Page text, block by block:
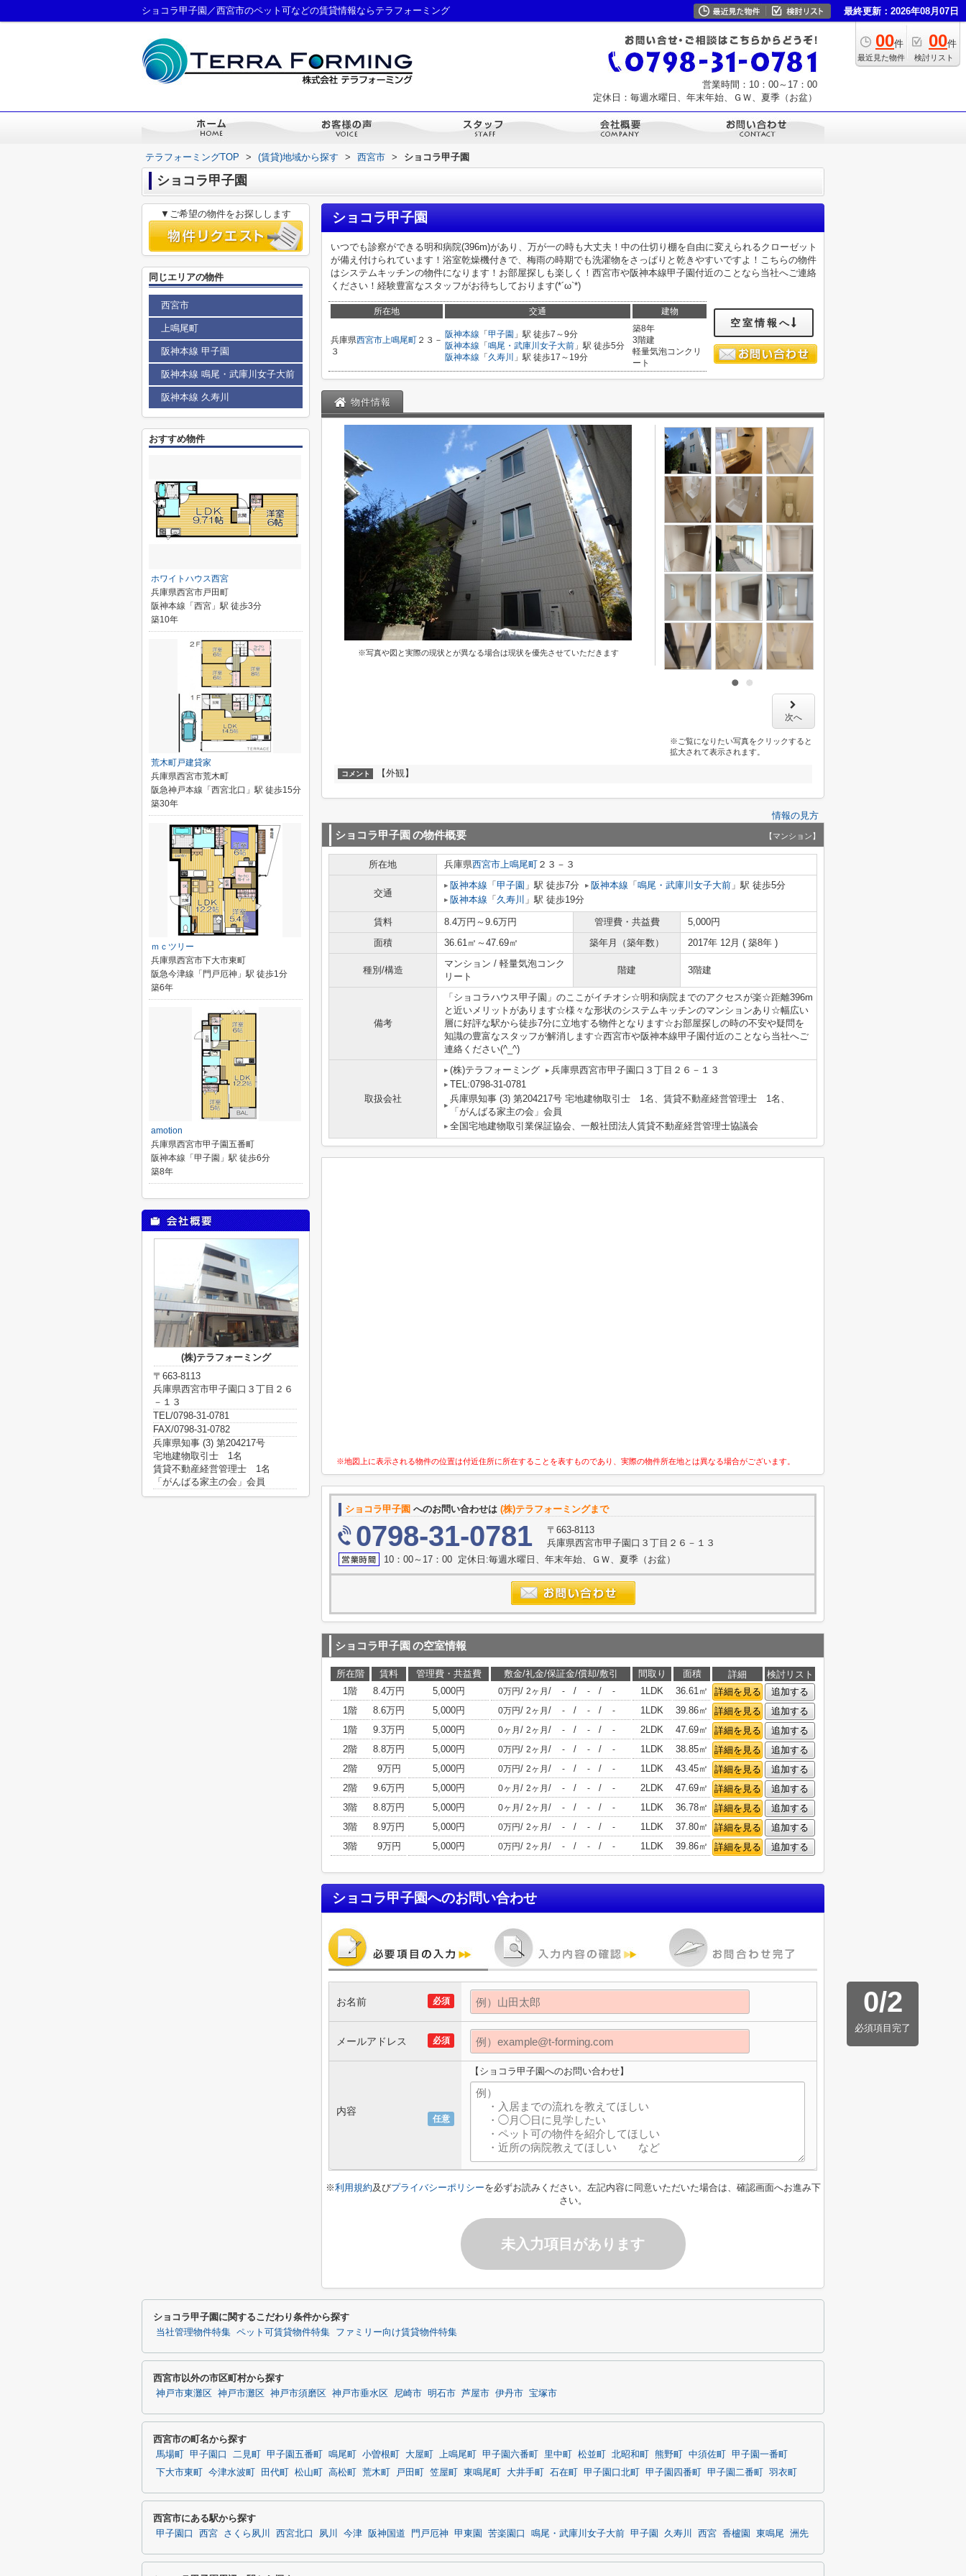
ショコラ甲子園／西宮市のペット可などの賃貸情報ならテラフォーミング 最終更新：2026年08月07日
00件
最近見た物件
00件
検討リスト
営業時間：10：00～17：00
定休日：毎週水曜日、年末年始、ＧＷ、夏季（お盆）
テラフォーミングTOP > (賃貸)地域から探す > 西宮市 > ショコラ甲子園
ショコラ甲子園
ショコラ甲子園
いつでも診察ができる明和病院(396m)があり、万が一の時も大丈夫！中の仕切り棚を自由に変えられるクローゼット
が備え付けられています！浴室乾燥機付きで、梅雨の時期でも洗濯物をさっぱりと乾きやすいですよ！こちらの物件
はシステムキッチンの物件になります！お部屋探しも楽しく！西宮市や阪神本線甲子園付近のことなら当社へご連絡
ください！経験豊富なスタッフがお待ちしております(*´ω`*)
所在地 交通 建物
兵庫県西宮市上鳴尾町 ２３－
３
阪神本線 「 甲子園 」駅 徒歩7～9分
阪神本線 「 鳴尾・武庫川女子大前 」駅 徒歩5分
阪神本線 「 久寿川 」駅 徒歩17～19分
築8年
3階建
軽量気泡コンクリ
ート
空室情報へ
物件情報
※写真や図と実際の現状とが異なる場合は現状を優先させていただきます
次へ
※ご覧になりたい写真をクリックすると
拡大されて表示されます。
コメント 【外観】
情報の見方
ショコラ甲子園 の物件概要 【マンション】
所在地 兵庫県西宮市上鳴尾町 ２３－３
交通
阪神本線 「 甲子園 」駅 徒歩7分 阪神本線 「 鳴尾・武庫川女子大前 」駅 徒歩5分
阪神本線 「 久寿川 」駅 徒歩19分
賃料 8.4万円～9.6万円 管理費・共益費
5,000円
面積
36.61㎡～47.69㎡ 築年月（築年数） 2017年 12月 ( 築8年 )
種別/構造
マンション / 軽量気泡コンク
リート
階建 3階建
備考
「ショコラハウス甲子園」のここがイチオシ☆明和病院までのアクセスが楽☆距離396m
と近いメリットがあります☆様々な形状のシステムキッチンのマンションあり☆幅広い
層に好評な駅から徒歩7分に立地する物件となります☆お部屋探しの時の不安や疑問を
知識の豊富なスタッフが解消します☆西宮市や阪神本線甲子園付近のことなら当社へご
連絡ください(^_^)
取扱会社
(株)テラフォーミング
兵庫県西宮市甲子園口３丁目２６－１３
TEL:0798-31-0781
兵庫県知事 (3) 第204217号 宅地建物取引士 1名、賃貸不動産経営管理士 1名、
「がんばる家主の会」会員
全国宅地建物取引業保証協会、一般社団法人賃貸不動産経営管理士協議会
※地図上に表示される物件の位置は付近住所に所在することを表すものであり、実際の物件所在地とは異なる場合がございます。
ショコラ甲子園 へのお問い合わせは (株)テラフォーミングまで
0798-31-0781
〒663-8113
兵庫県西宮市甲子園口３丁目２６－１３
10：00～17：00 定休日:毎週水曜日、年末年始、ＧＷ、夏季（お盆）
ショコラ甲子園 の空室情報
所在階 賃料 管理費・共益費 敷金/礼金/保証金/償却/敷引 間取り 面積 詳細
検討リスト
1階
8.4万円 5,000円 0万円/ 2ヶ月 / - / - / - 1LDK 36.61㎡ 詳細を見る
追加する
1階
8.6万円 5,000円 0万円/ 2ヶ月 / - / - / - 1LDK 39.86㎡ 詳細を見る
追加する
1階
9.3万円 5,000円 0ヶ月 / 2ヶ月 / - / - / - 2LDK 47.69㎡ 詳細を見る
追加する
2階
8.8万円 5,000円 0万円/ 2ヶ月 / - / - / - 1LDK 38.85㎡ 詳細を見る
追加する
2階
9万円 5,000円 0万円/ 2ヶ月 / - / - / - 1LDK 43.45㎡ 詳細を見る
追加する
2階
9.6万円 5,000円 0ヶ月 / 2ヶ月 / - / - / - 2LDK 47.69㎡ 詳細を見る
追加する
3階
8.8万円 5,000円 0ヶ月 / 2ヶ月 / - / - / - 1LDK 36.78㎡ 詳細を見る
追加する
3階
8.9万円 5,000円 0万円/ 2ヶ月 / - / - / - 1LDK 37.80㎡ 詳細を見る
追加する
3階
9万円 5,000円 0万円/ 2ヶ月 / - / - / - 1LDK 39.86㎡ 詳細を見る 追加する
ショコラ甲子園へのお問い合わせ
0/2
必須項目完了
必須
お名前
必須
メールアドレス
任意
内容
【ショコラ甲子園へのお問い合わせ】
※利用規約及びプライバシーポリシーを必ずお読みください。左記内容に同意いただいた場合は、確認画面へお進み下
さい。
未入力項目があります
▼ご希望の物件をお探しします
同じエリアの物件
西宮市
上鳴尾町
阪神本線 甲子園
阪神本線 鳴尾・武庫川女子大前
阪神本線 久寿川
おすすめ物件
ホワイトハウス西宮
兵庫県西宮市戸田町
阪神本線「西宮」駅 徒歩3分
築10年
荒木町戸建貸家
兵庫県西宮市荒木町
阪急神戸本線「西宮北口」駅 徒歩15分
築30年
ｍｃツリー
兵庫県西宮市下大市東町
阪急今津線「門戸厄神」駅 徒歩1分
築6年
amotion
兵庫県西宮市甲子園五番町
阪神本線「甲子園」駅 徒歩6分
築8年
(株)テラフォーミング
〒663-8113
兵庫県西宮市甲子園口３丁目２６
－１３
TEL/0798-31-0781
FAX/0798-31-0782
兵庫県知事 (3) 第204217号
宅地建物取引士 1名
賃貸不動産経営管理士 1名
「がんばる家主の会」会員
ショコラ甲子園に関するこだわり条件から探す
当社管理物件特集 ペット可賃貸物件特集 ファミリー向け賃貸物件特集
西宮市以外の市区町村から探す
神戸市東灘区 神戸市灘区 神戸市須磨区 神戸市垂水区 尼崎市 明石市 芦屋市 伊丹市 宝塚市
西宮市の町名から探す
馬場町 甲子園口 二見町 甲子園五番町 鳴尾町 小曽根町 大屋町 上鳴尾町 甲子園六番町 里中町 松並町 北昭和町 熊野町 中須佐町
甲子園一番町
下大市東町
今津水波町 田代町 松山町 高松町 荒木町 戸田町 笠屋町 東鳴尾町 大井手町 石在町 甲子園口北町 甲子園四番町 甲子園二番町 羽衣町
西宮市にある駅から探す
甲子園口 西宮 さくら夙川 西宮北口 夙川 今津 阪神国道 門戸厄神 甲東園 苦楽園口 鳴尾・武庫川女子大前 甲子園 久寿川 西宮 香櫨園 東鳴尾 洲先